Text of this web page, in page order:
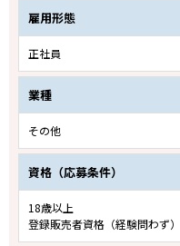
雇用形態
正社員
業種
その他
資格（応募条件）
18歳以上
登録販売者資格（経験問わず）